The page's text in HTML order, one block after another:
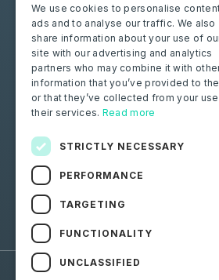
Tienda
de
Particulares
Certifique su batería
Síguenos
Facebook
Linkedin
© 2026 Moba. Todos los
We use cookies to personalise
ads and to analyse our traffic. We also
share information about your use of
site with our advertising and analytics
partners who may combine it with
information that you’ve provided to
or that they’ve collected from your
their services. Read more
STRICTLY NECESSARY
PERFORMANCE
TARGETING
FUNCTIONALITY
UNCLASSIFIED